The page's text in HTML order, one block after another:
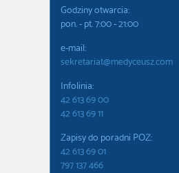
Godziny otwarcia:
pon. - pt. 7:00 - 21:00
e-mail:
sekretariat@medyceusz.com
Infolinia:
42 613 69 00
42 613 69 11
Zapisy do poradni POZ:
42 613 69 01
797 137 466